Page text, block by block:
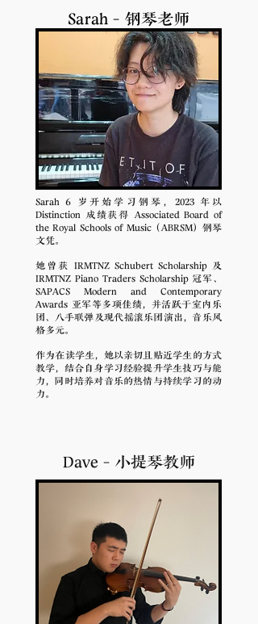
Sarah - 钢琴老师
Sarah 6 岁开始学习钢琴，2023 年以
Distinction 成绩获得 Associated Board of
the Royal Schools of Music（ABRSM）钢琴
文凭。
她曾获 IRMTNZ Schubert Scholarship 及
IRMTNZ Piano Traders Scholarship 冠军、
SAPACS Modern and Contemporary
Awards 亚军等多项佳绩，并活跃于室内乐
团、八手联弹及现代摇滚乐团演出，音乐风
格多元。
作为在读学生，她以亲切且贴近学生的方式
教学，结合自身学习经验提升学生技巧与能
力，同时培养对音乐的热情与持续学习的动
力。
Dave - 小提琴教师